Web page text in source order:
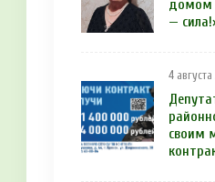
домом
—
4 августа
своим